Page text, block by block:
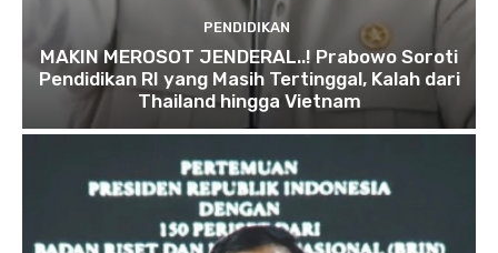
PENDIDIKAN
MAKIN MEROSOT JENDERAL..! Prabowo Soroti
Pendidikan RI yang Masih Tertinggal, Kalah dari
Thailand hingga Vietnam